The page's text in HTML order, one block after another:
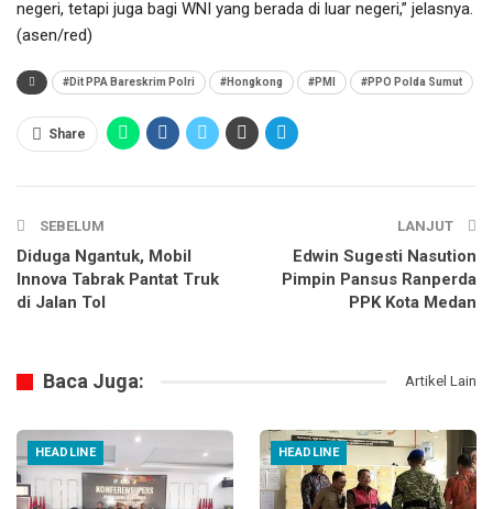
negeri, tetapi juga bagi WNI yang berada di luar negeri,” jelasnya.
(asen/red)
#Dit PPA Bareskrim Polri #Hongkong #PMI #PPO Polda Sumut
Share
SEBELUM
Diduga Ngantuk, Mobil
Innova Tabrak Pantat Truk
di Jalan Tol
LANJUT
Edwin Sugesti Nasution
Pimpin Pansus Ranperda
PPK Kota Medan
Baca Juga: Artikel Lain
HEADLINE HEADLINE